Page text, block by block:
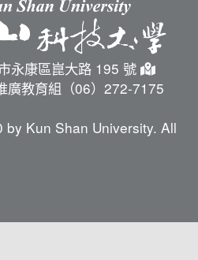
永康區崑大路 195 號
廣教育組（06）272-7175
Kun Shan University. All